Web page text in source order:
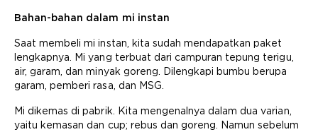
Bahan-bahan dalam mi instan
Saat membeli mi instan, kita sudah mendapatkan paket
lengkapnya. Mi yang terbuat dari campuran tepung terigu,
air, garam, dan minyak goreng. Dilengkapi bumbu berupa
garam, pemberi rasa, dan MSG.
Mi dikemas di pabrik. Kita mengenalnya dalam dua varian,
yaitu kemasan dan cup; rebus dan goreng. Namun sebelum